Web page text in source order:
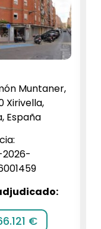
Muntaner,
Xirivella,
España
2026-
€